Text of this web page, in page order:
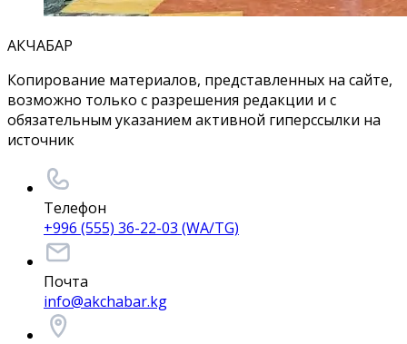
АКЧАБАР
Копирование материалов, представленных на сайте,
возможно только с разрешения редакции и с
обязательным указанием активной гиперссылки на
источник
Телефон
+996 (555) 36-22-03 (WA/TG)
Почта
info@akchabar.kg